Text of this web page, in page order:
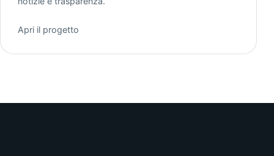
Apri il progetto